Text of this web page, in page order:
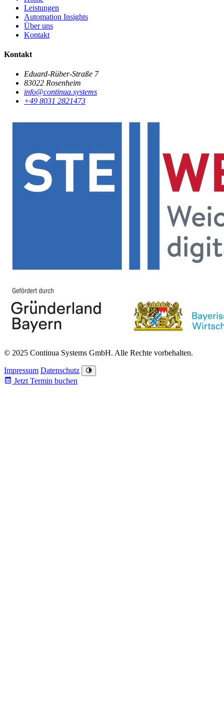
Leistungen
Automation Insights
Über uns
Kontakt
Kontakt
Eduard-Rüber-Straße 7
83022 Rosenheim
info@continua.systems
+49 8031 2821473
© 2025 Continua Systems GmbH. Alle Rechte vorbehalten.
Impressum Datenschutz
Jetzt Termin buchen